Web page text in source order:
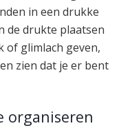
in een drukke
de drukte plaatsen
of glimlach geven,
zien dat je er bent
organiseren